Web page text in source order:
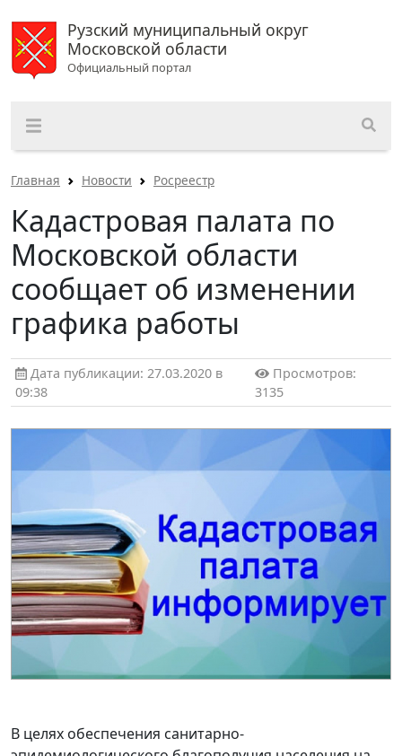
Рузский муниципальный округ
Московской области
Официальный портал
Главная Новости Росреестр
Кадастровая палата по
Московской области
сообщает об изменении
графика работы
Дата публикации: 27.03.2020 в
09:38
Просмотров:
3135
В целях обеспечения санитарно-